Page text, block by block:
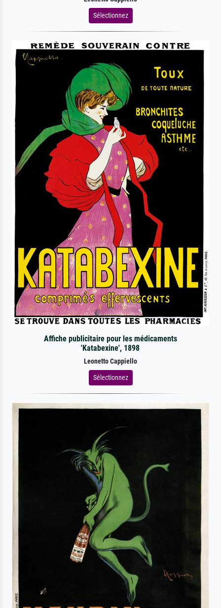
Sélectionnez
Affiche publicitaire pour les médicaments
'Katabexine', 1898
Leonetto Cappiello
Sélectionnez